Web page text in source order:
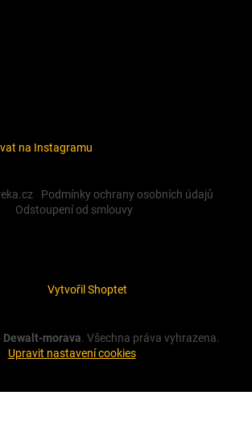
na Instagramu
Podmínky ochrany osobních údajů
Odstoupení od smlouvy
Vytvořil Shoptet
Dewalt-morava. Všechna práva vyhrazena.
Upravit nastavení cookies